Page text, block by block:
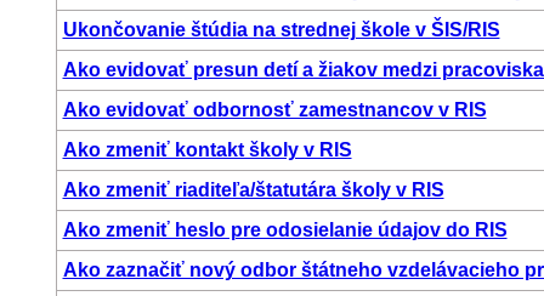
Ukončovanie štúdia na strednej škole v ŠIS/RIS
Ako evidovať presun detí a žiakov medzi
Ako evidovať odbornosť zamestnancov v RIS
Ako zmeniť kontakt školy v RIS
Ako zmeniť riaditeľa/štatutára školy v RIS
Ako zmeniť heslo pre odosielanie údajov do RIS
Ako zaznačiť nový odbor štátneho vzdelávacieho